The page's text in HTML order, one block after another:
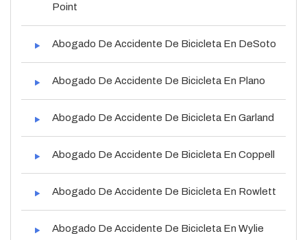
Point
Abogado De Accidente De Bicicleta En DeSoto
Abogado De Accidente De Bicicleta En Plano
Abogado De Accidente De Bicicleta En Garland
Abogado De Accidente De Bicicleta En Coppell
Abogado De Accidente De Bicicleta En Rowlett
Abogado De Accidente De Bicicleta En Wylie